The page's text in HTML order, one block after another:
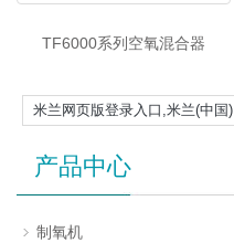
TF6000系列空氧混合器
米兰网页版登录入口,米兰(中国)
产品中心
制氧机